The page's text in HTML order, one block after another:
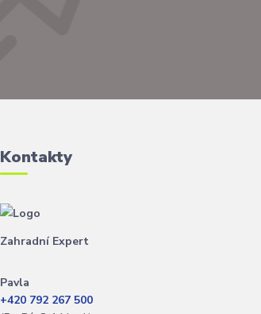
Kontakty
Zahradní Expert
Pavla
+420 792 267 500